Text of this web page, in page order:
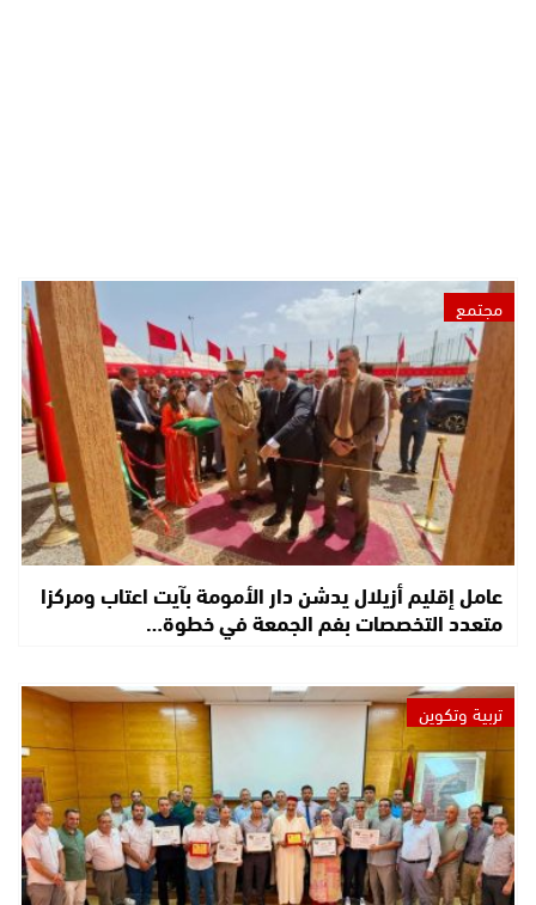
مجتمع
عامل إقليم أزيلال يدشن دار الأمومة بآيت اعتاب ومركزا
متعدد التخصصات بفم الجمعة في خطوة…
تربية وتكوين